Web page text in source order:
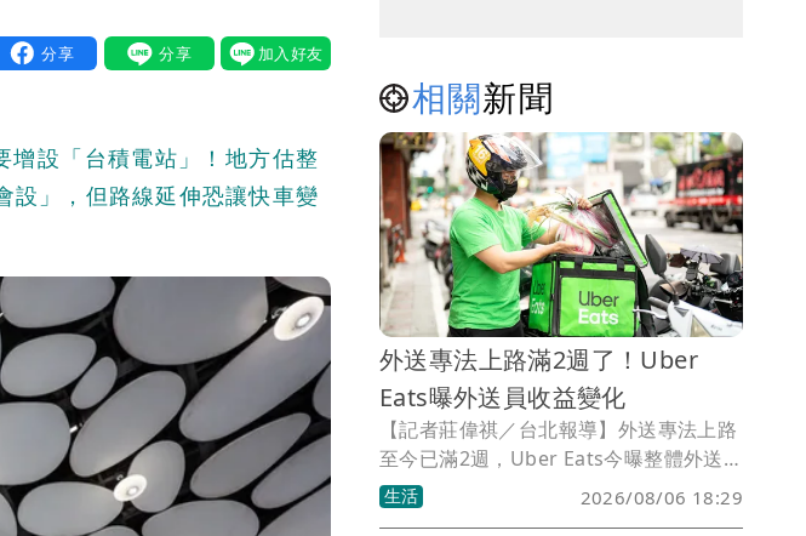
增設「台積電站」！地方估整
設」，但路線延伸恐讓快車變
相關新聞
外送專法上路滿2週了！Uber
Eats曝外送員收益變化
【記者莊偉祺／台北報導】外送專法上路
至今已滿2週，Uber Eats今曝整體外送
員收益結構呈現正面成長，但各別實際收
入受市場供需、上線人數等影響，並強調
生活 2026/08/06 18:29